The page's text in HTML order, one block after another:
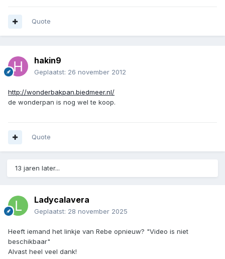
Quote
hakin9
Geplaatst: 26 november 2012
http://wonderbakpan.biedmeer.nl/
de wonderpan is nog wel te koop.
Quote
13 jaren later...
Ladycalavera
Geplaatst: 28 november 2025
Heeft iemand het linkje van Rebe opnieuw? "Video is niet
beschikbaar"
Alvast heel veel dank!